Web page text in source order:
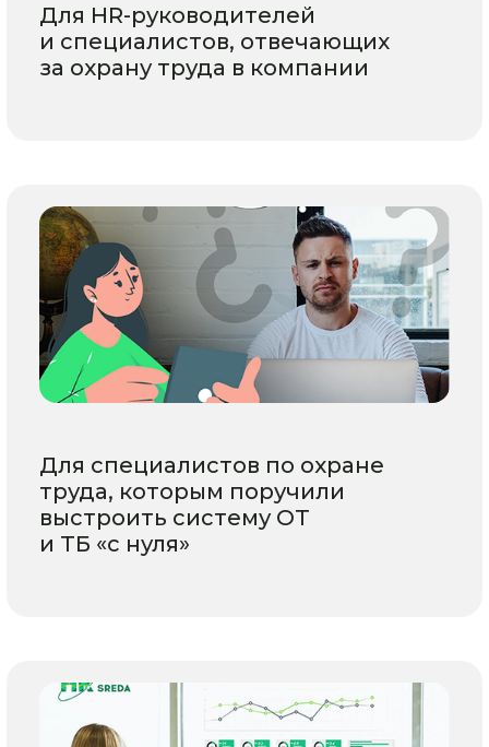
Для HR-руководителей
и специалистов, отвечающих
за охрану труда в компании
Для специалистов по охране
труда, которым поручили
выстроить систему ОТ
и ТБ «с нуля»